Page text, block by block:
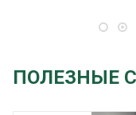
ПОЛЕЗНЫЕ